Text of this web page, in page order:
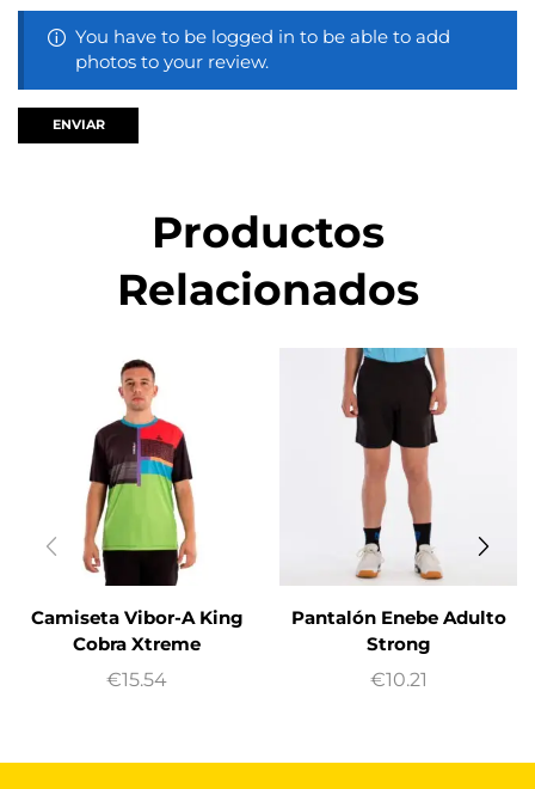
You have to be logged in to be able to add
photos to your review.
Productos
Relacionados
Camiseta Vibor-A King
Cobra Xtreme
€15.54
Pantalón Enebe Adulto
Strong
€10.21